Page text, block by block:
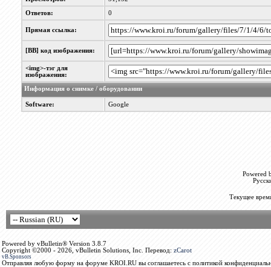
Ответов: 0
Прямая ссылка:
[BB] код изображения:
<img>-тэг для
изображения:
Информация о снимке / оборудовании
Software: Google
Powered
Текущее
Powered by vBulletin® Version 3.8.7
Copyright ©2000 - 2026, vBulletin Solutions, Inc. Перевод: zCarot
vB.Sponsors
Отправляя любую форму на форуме KROI.RU вы соглашаетесь с политикой